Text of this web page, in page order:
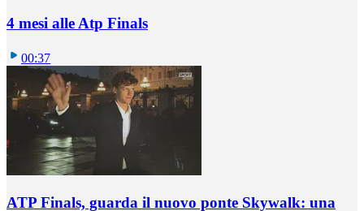
4 mesi alle Atp Finals
00:37
ATP Finals, guarda il nuovo ponte Skywalk: una